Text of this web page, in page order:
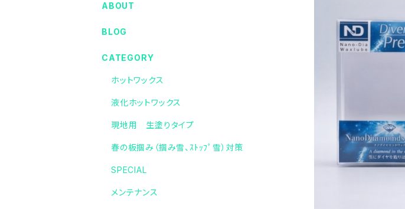
ABOUT
BLOG
CATEGORY
ホットワックス
液化ホットワックス
現地用 生塗りタイプ
春の板掴み（掴み雪、ｽﾄｯﾌﾟ雪）対策
SPECIAL
メンテナンス